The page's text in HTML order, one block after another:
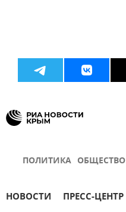
ПОЛИТИКА ОБЩЕСТВО
НОВОСТИ ПРЕСС-ЦЕНТР